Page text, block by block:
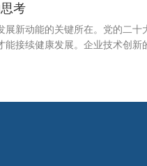
考
展新动能的关键所在。党的二
能接续健康发展。企业技术创